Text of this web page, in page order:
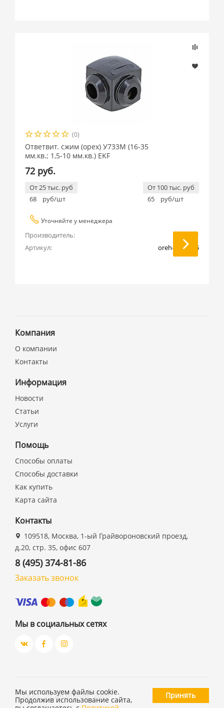
(0)
Ответвит. сжим (орех) У733М (16-35
мм.кв.; 1,5-10 мм.кв.) EKF
72 руб.
От 25 тыс. руб
68
руб/шт
От 100 тыс. руб
65
руб/шт
Уточняйте у менеджера
Производитель:
EKF
Артикул:
oreh-16-35-15
Компания
О компании
Контакты
Информация
Новости
Статьи
Услуги
Помощь
Способы оплаты
Способы доставки
Как купить
Карта сайта
Контакты
109518, Москва, 1-ый Грайвороновский проезд,
д.20, стр. 35, офис 607
8 (495) 374-81-86
Заказать звонок
Мы в социальных сетях
©ООО "19 ДЮЙМОВ",2026
Мы используем файлы cookie.
Продолжив использование сайта,
Принять